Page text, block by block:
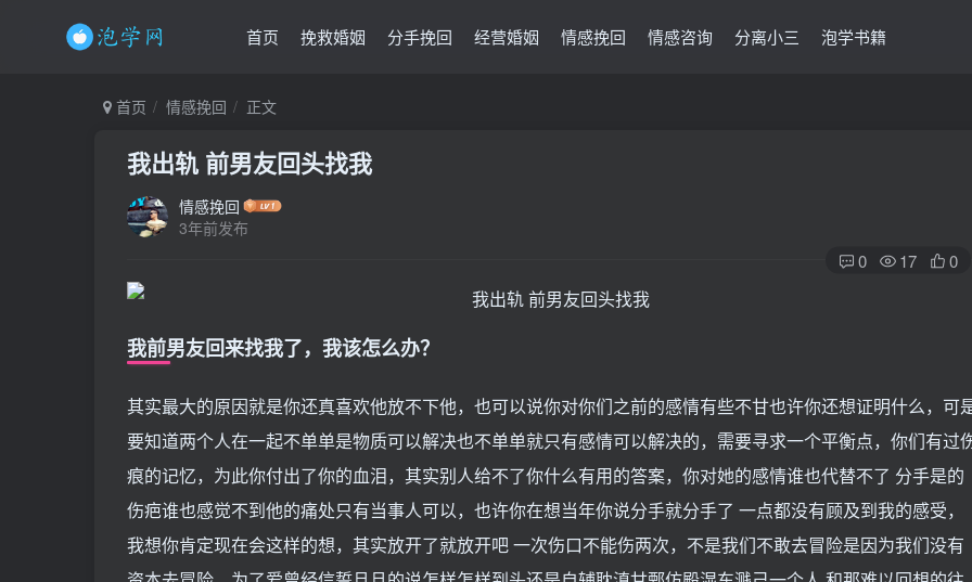
首页 挽救婚姻 分手挽回 经营婚姻 情感挽回 情感咨询 分离小三 泡学书籍
首页 情感挽回 正文
我出轨 前男友回头找我
情感挽回
3年前发布
0 17 0
我前男友回来找我了，我该怎么办？
其实最大的原因就是你还真喜欢他放不下他，也可以说你对你们之前的感情有些不甘也许你还想证明什么，可
要知道两个人在一起不单单是物质可以解决也不单单就只有感情可以解决的，需要寻求一个平衡点，你们有过
痕的记忆，为此你付出了你的血泪，其实别人给不了你什么有用的答案，你对她的感情谁也代替不了 分手是的
伤疤谁也感觉不到他的痛处只有当事人可以，也许你在想当年你说分手就分手了 一点都没有顾及到我的感受，
我想你肯定现在会这样的想，其实放开了就放开吧 一次伤口不能伤两次，不是我们不敢去冒险是因为我们没有